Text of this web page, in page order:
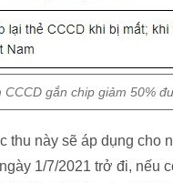
CCCD gắn chip giảm 50%
thu này sẽ áp dụng
1/7/2021 trở đi, nếu